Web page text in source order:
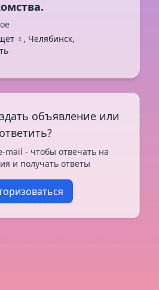
♀️, Челябинск,
объявление или
ответить?
mail - чтобы отвечать на
и получать ответы